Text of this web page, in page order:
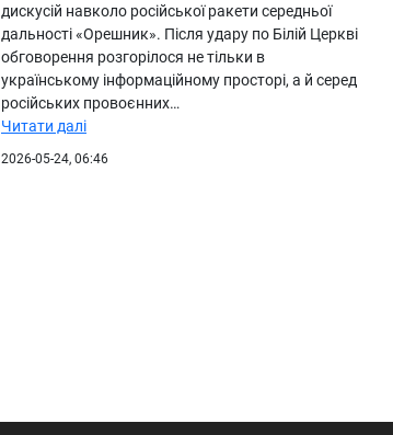
дискусій навколо російської ракети середньої
дальності «Орешник». Після удару по Білій Церкві
обговорення розгорілося не тільки в
українському інформаційному просторі, а й серед
російських провоєнних…
Читати далі
2026-05-24, 06:46